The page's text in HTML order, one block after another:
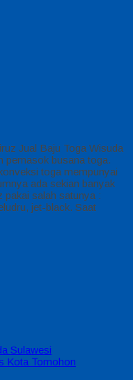
Jual Baju Toga Wisuda
pemasok busana toga.
toga mempunyai
ada sekian banyak
pakai salah satunya :
jet-black. Saat
Sulawesi
Kota Tomohon